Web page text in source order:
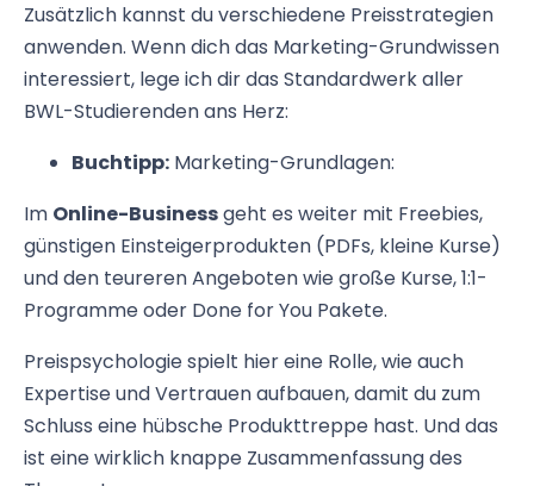
Zusätzlich kannst du verschiedene Preisstrategien
anwenden. Wenn dich das Marketing-Grundwissen
interessiert, lege ich dir das Standardwerk aller
BWL-Studierenden ans Herz:
Buchtipp: Marketing-Grundlagen:
Im Online-Businessgeht es weiter mit Freebies,
günstigen Einsteigerprodukten (PDFs, kleine Kurse)
und den teureren Angeboten wie große Kurse, 1:1-
Programme oder Done for You Pakete.
Preispsychologie spielt hier eine Rolle, wie auch
Expertise und Vertrauen aufbauen, damit du zum
Schluss eine hübsche Produkttreppe hast. Und das
ist eine wirklich knappe Zusammenfassung des